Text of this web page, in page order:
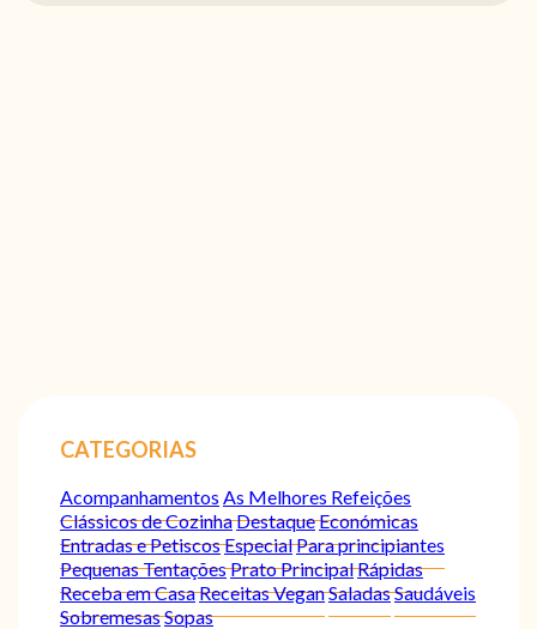
CATEGORIAS
Acompanhamentos As Melhores Refeições
Clássicos de CozinhaDestaqueEconómicas
Entradas e PetiscosEspecialPara principiantes
Pequenas TentaçõesPrato PrincipalRápidas
Receba em CasaReceitas VeganSaladasSaudáveis
SobremesasSopas